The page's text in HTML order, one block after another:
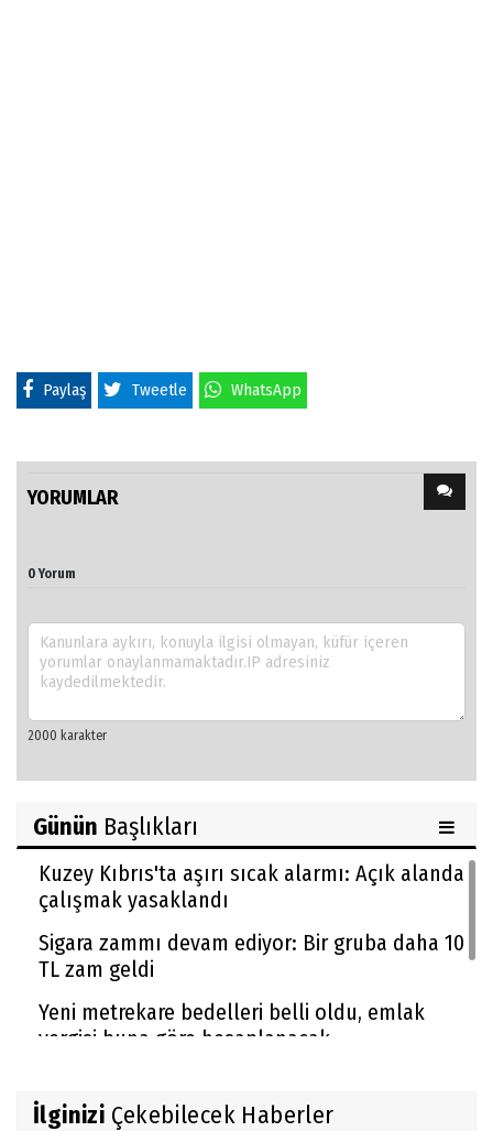
Paylaş Tweetle WhatsApp
YORUMLAR
0 Yorum
Günün Başlıkları
Kuzey Kıbrıs'ta aşırı sıcak alarmı: Açık alanda
çalışmak yasaklandı
Sigara zammı devam ediyor: Bir gruba daha 10
TL zam geldi
Yeni metrekare bedelleri belli oldu, emlak
vergisi buna göre hesaplanacak
kanun teklifi hayırlı olsun''
İlginizi Çekebilecek Haberler